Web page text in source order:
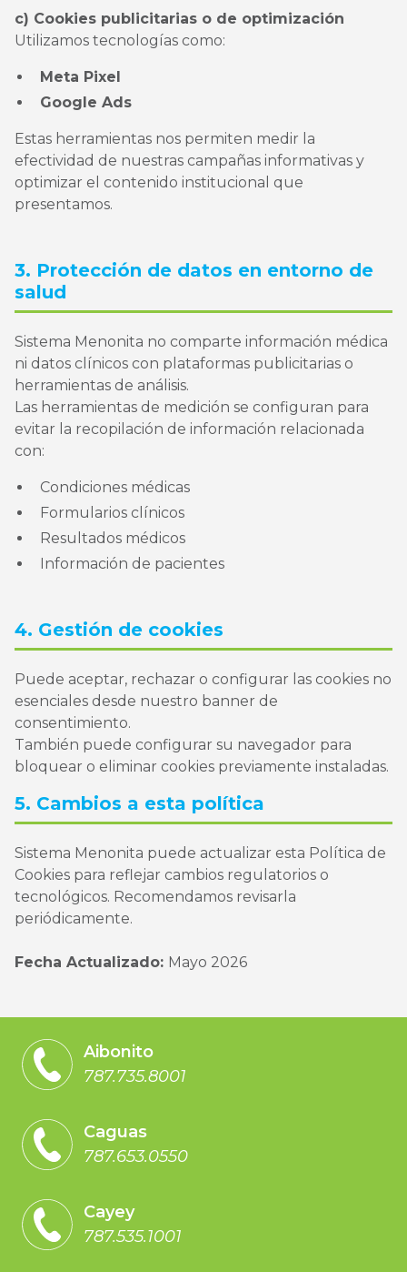
c) Cookies publicitarias o de optimización
Utilizamos tecnologías como:
Meta Pixel
Google Ads
Estas herramientas nos permiten medir la
efectividad de nuestras campañas informativas y
optimizar el contenido institucional que
presentamos.
3. Protección de datos en entorno de
salud
Sistema Menonita no comparte información médica
ni datos clínicos con plataformas publicitarias o
herramientas de análisis.
Las herramientas de medición se configuran para
evitar la recopilación de información relacionada
con:
Condiciones médicas
Formularios clínicos
Resultados médicos
Información de pacientes
4. Gestión de cookies
Puede aceptar, rechazar o configurar las cookies no
esenciales desde nuestro banner de
consentimiento.
También puede configurar su navegador para
bloquear o eliminar cookies previamente instaladas.
5. Cambios a esta política
Sistema Menonita puede actualizar esta Política de
Cookies para reflejar cambios regulatorios o
tecnológicos. Recomendamos revisarla
periódicamente.
Fecha Actualizado: Mayo 2026
Aibonito
787.735.8001
Caguas
787.653.0550
Cayey
787.535.1001